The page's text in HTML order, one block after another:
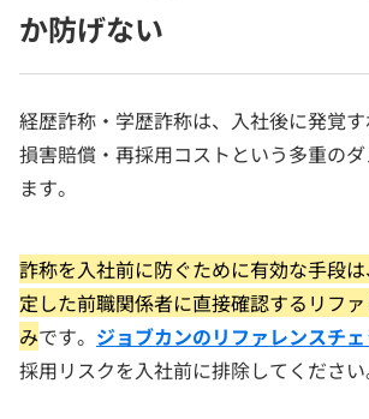
か防げない
経歴詐称・学歴詐称は、入社後に発覚す
損害賠償・再採用コストという多重の
ます。
詐称を入社前に防ぐために有効な手段
定した前職関係者に直接確認するリフ
みです。 ジョブカンのリファレンスチ
採用リスクを入社前に排除してください